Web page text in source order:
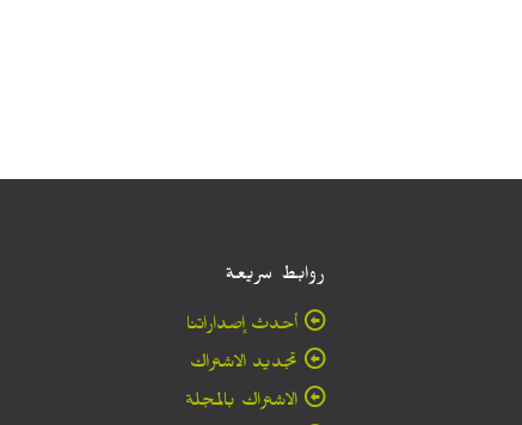
روابط سريعة
أحدث إصداراتنا
تجديد الاشتراك
الاشتراك بالمجلة